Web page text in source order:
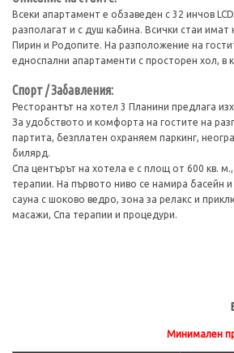
Всеки апартамент е обзаведен с 32 инчов
разполагат и с душ кабина. Всички стаи
Пирин и Родопите. На разположение на
едноспални апартаменти с просторен хол,
Спорт / Забавления:
Ресторантът на хотел 3 Планини предлага
За удобството и комфорта на гостите на
партита, безплатен охраняем паркинг,
билярд.
Спа центърът на хотела е с площ от 600 кв.
терапии. На първото ниво се намира басейн
сауна с шоково ведро, зона за релакс и
масажи, Спа терапии и процедури.
Минимален